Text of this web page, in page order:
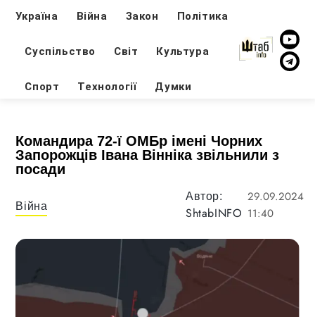
Україна Війна Закон Політика
Суспільство Світ Культура
Спорт Технології Думки
Командира 72-ї ОМБр імені Чорних
Запорожців Івана Вінніка звільнили з
посади
Війна
Автор:
ShtabINFO
29.09.2024
11:40